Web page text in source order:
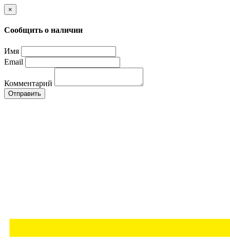
×
Сообщить о наличии
Имя
Email
Комментарий
Отправить